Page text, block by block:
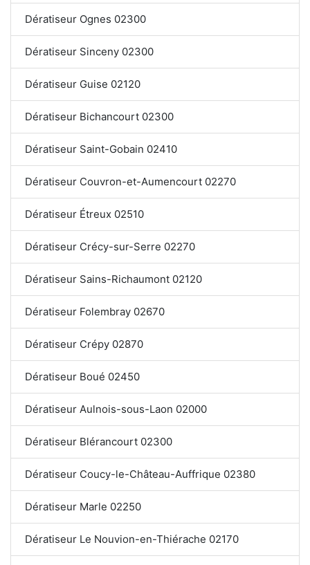
Dératiseur Ognes 02300
Dératiseur Sinceny 02300
Dératiseur Guise 02120
Dératiseur Bichancourt 02300
Dératiseur Saint-Gobain 02410
Dératiseur Couvron-et-Aumencourt 02270
Dératiseur Étreux 02510
Dératiseur Crécy-sur-Serre 02270
Dératiseur Sains-Richaumont 02120
Dératiseur Folembray 02670
Dératiseur Crépy 02870
Dératiseur Boué 02450
Dératiseur Aulnois-sous-Laon 02000
Dératiseur Blérancourt 02300
Dératiseur Coucy-le-Château-Auffrique 02380
Dératiseur Marle 02250
Dératiseur Le Nouvion-en-Thiérache 02170